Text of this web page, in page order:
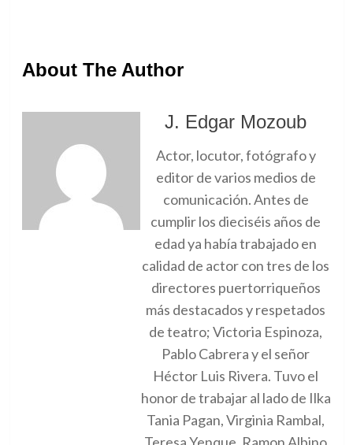
About The Author
J. Edgar Mozoub
Actor, locutor, fotógrafo y
editor de varios medios de
comunicación. Antes de
cumplir los dieciséis años de
edad ya había trabajado en
calidad de actor con tres de los
directores puertorriqueños
más destacados y respetados
de teatro; Victoria Espinoza,
Pablo Cabrera y el señor
Héctor Luis Rivera. Tuvo el
honor de trabajar al lado de Ilka
Tania Pagan, Virginia Rambal,